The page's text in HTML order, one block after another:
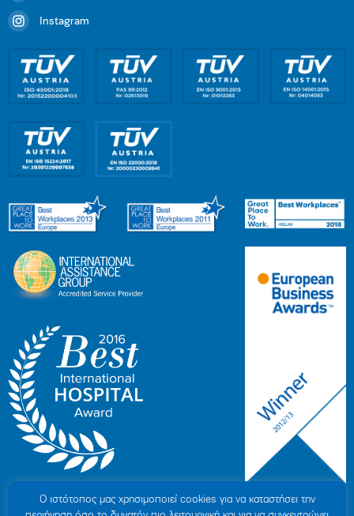
Instagram
Ο ιστότοπoς μας χρησιμοποιεί cookies για να καταστήσει την